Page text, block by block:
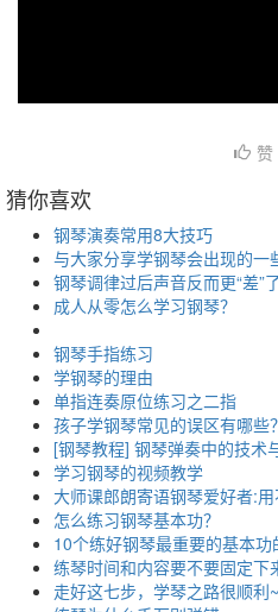
赞
猜你喜欢
钢琴演奏常用8大技巧
与大家分享学钢琴会出现的一
钢琴调律过后声音反而更“差”
成人从零怎么学习钢琴？
钢琴手指练习
学钢琴的理由
单指连奏原位练习之二指
孩子学钢琴常见的误区有哪些？
[钢琴教程] 钢琴弹奏中的技术
学习钢琴的视频教学
大师课郎朗寄语钢琴爱好者:
怎么练习钢琴基本功？
10个练好钢琴最重要的基本功
练琴时间和内容要不要固定下
走好这七步，学琴之路很顺利